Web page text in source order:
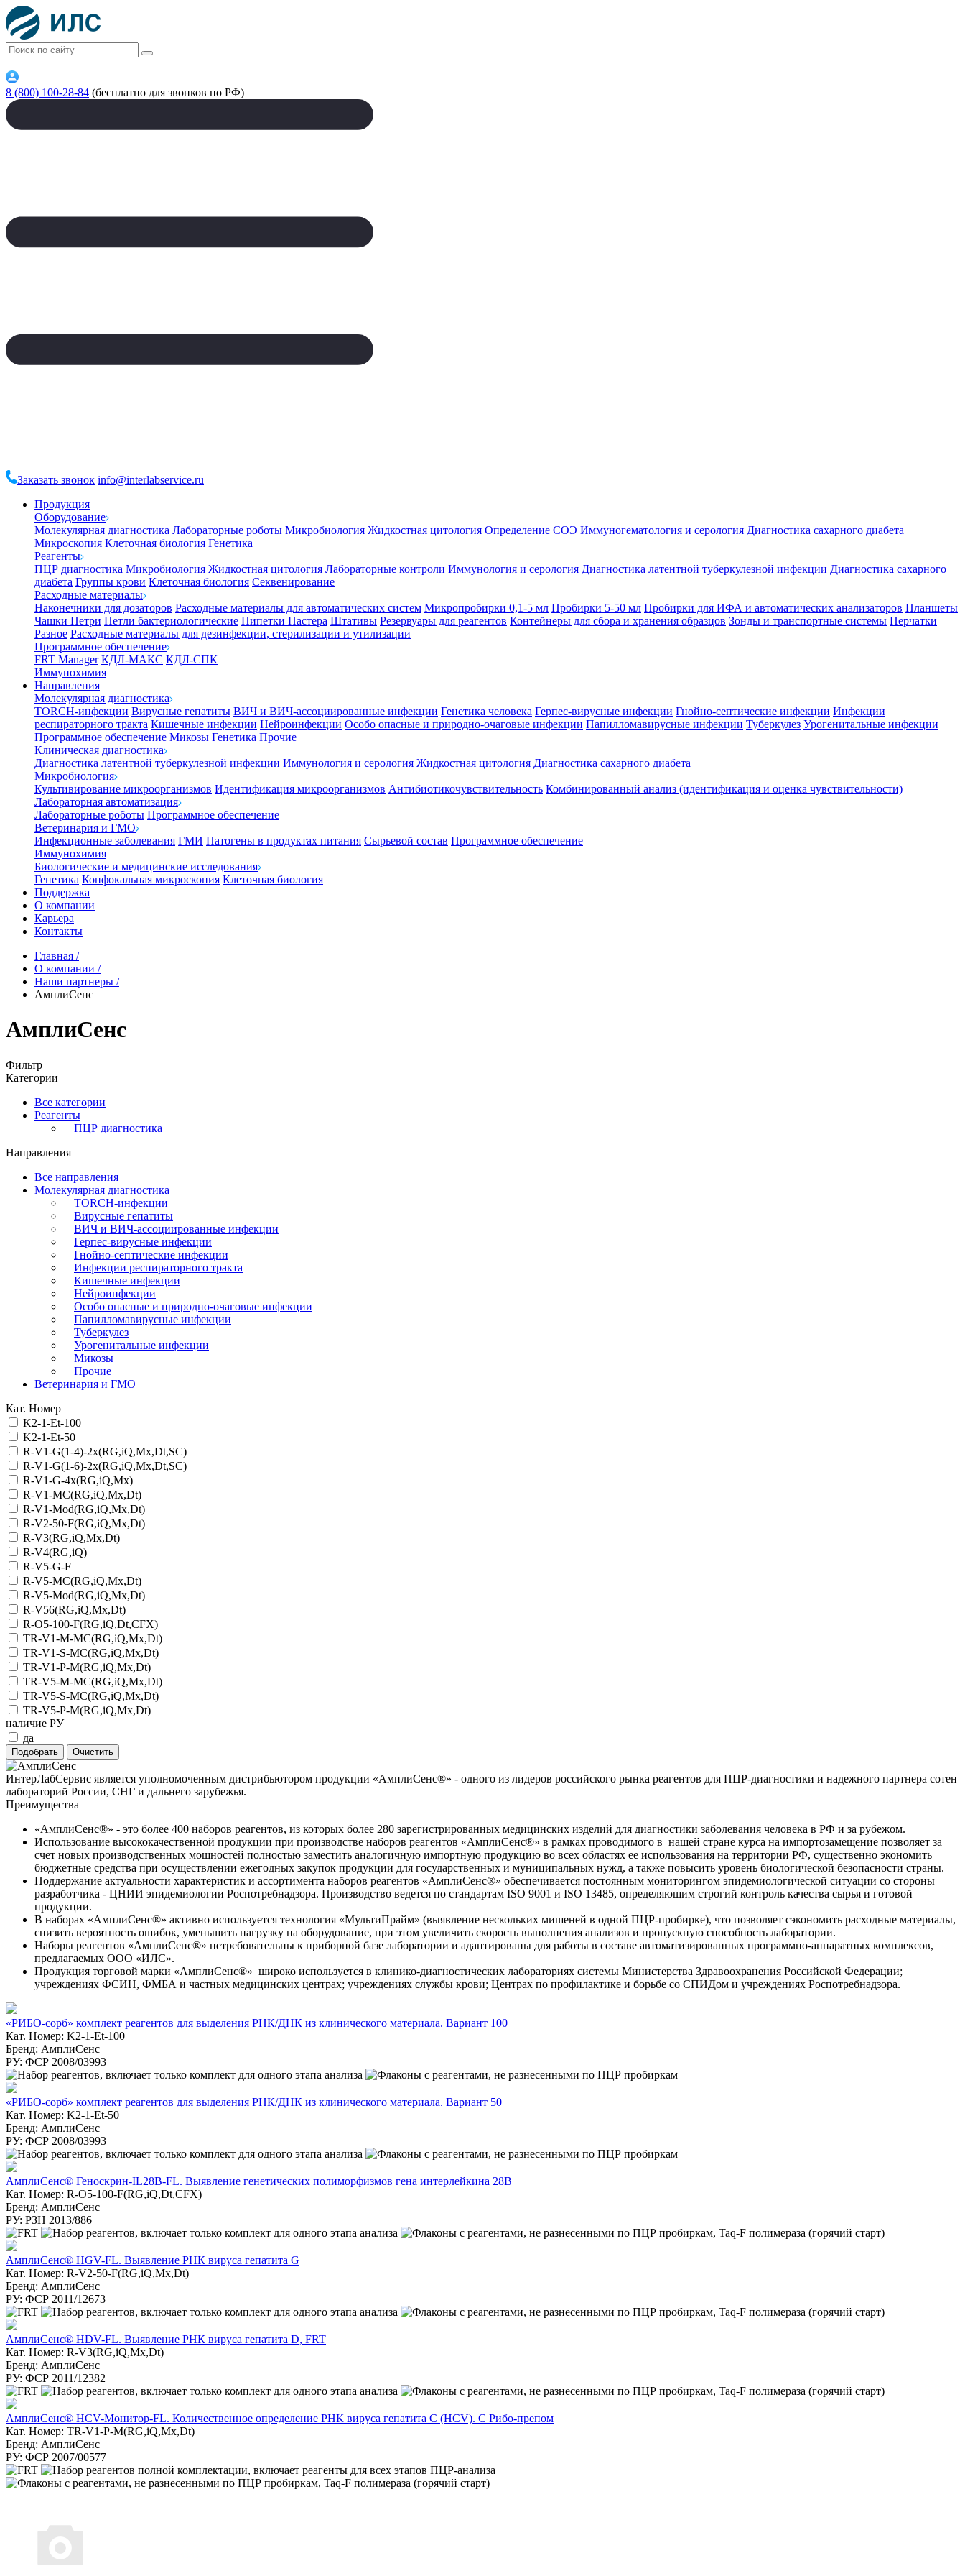
8 (800) 100-28-84 (бесплатно для звонков по РФ)
Заказать звонок info@interlabservice.ru
Продукция
Оборудование
Молекулярная диагностика Лабораторные роботы Микробиология Жидкостная цитология Определение СОЭ Иммуногематология и серология Диагностика сахарного диабета
Микроскопия Клеточная биология Генетика
Реагенты
ПЦР диагностика Микробиология Жидкостная цитология Лабораторные контроли Иммунология и серология Диагностика латентной туберкулезной инфекции Диагностика сахарного
диабета Группы крови Клеточная биология Секвенирование
Расходные материалы
Наконечники для дозаторов Расходные материалы для автоматических систем Микропробирки 0,1-5 мл Пробирки 5-50 мл Пробирки для ИФА и автоматических анализаторов Планшеты
Чашки Петри Петли бактериологические Пипетки Пастера Штативы Резервуары для реагентов Контейнеры для сбора и хранения образцов Зонды и транспортные системы Перчатки
Разное Расходные материалы для дезинфекции, стерилизации и утилизации
Программное обеспечение
FRT Manager КДЛ-МАКС КДЛ-СПК
Иммунохимия
Направления
Молекулярная диагностика
TORCH-инфекции Вирусные гепатиты ВИЧ и ВИЧ-ассоциированные инфекции Генетика человека Герпес-вирусные инфекции Гнойно-септические инфекции Инфекции
респираторного тракта Кишечные инфекции Нейроинфекции Особо опасные и природно-очаговые инфекции Папилломавирусные инфекции Туберкулез Урогенитальные инфекции
Программное обеспечение Микозы Генетика Прочие
Клиническая диагностика
Диагностика латентной туберкулезной инфекции Иммунология и серология Жидкостная цитология Диагностика сахарного диабета
Микробиология
Культивирование микроорганизмов Идентификация микроорганизмов Антибиотикочувствительность Комбинированный анализ (идентификация и оценка чувствительности)
Лабораторная автоматизация
Лабораторные роботы Программное обеспечение
Ветеринария и ГМО
Инфекционные заболевания ГМИ Патогены в продуктах питания Сырьевой состав Программное обеспечение
Иммунохимия
Биологические и медицинские исследования
Генетика Конфокальная микроскопия Клеточная биология
Поддержка
О компании
Карьера
Контакты
Главная /
О компании /
Наши партнеры /
АмплиСенс
АмплиСенс
Фильтр
Категории
Все категории
Реагенты
ПЦР диагностика
Направления
Все направления
Молекулярная диагностика
TORCH-инфекции
Вирусные гепатиты
ВИЧ и ВИЧ-ассоциированные инфекции
Герпес-вирусные инфекции
Гнойно-септические инфекции
Инфекции респираторного тракта
Кишечные инфекции
Нейроинфекции
Особо опасные и природно-очаговые инфекции
Папилломавирусные инфекции
Туберкулез
Урогенитальные инфекции
Микозы
Прочие
Ветеринария и ГМО
Кат. Номер
K2-1-Et-100
K2-1-Et-50
R-V1-G(1-4)-2х(RG,iQ,Mx,Dt,SC)
R-V1-G(1-6)-2x(RG,iQ,Mx,Dt,SC)
R-V1-G-4х(RG,iQ,Mx)
R-V1-MC(RG,iQ,Mx,Dt)
R-V1-Mod(RG,iQ,Mx,Dt)
R-V2-50-F(RG,iQ,Mx,Dt)
R-V3(RG,iQ,Mx,Dt)
R-V4(RG,iQ)
R-V5-G-F
R-V5-MC(RG,iQ,Mx,Dt)
R-V5-Mod(RG,iQ,Mx,Dt)
R-V56(RG,iQ,Mx,Dt)
R-О5-100-F(RG,iQ,Dt,CFX)
TR-V1-M-MC(RG,iQ,Мх,Dt)
TR-V1-S-MC(RG,iQ,Мх,Dt)
TR-V1-Р-M(RG,iQ,Мх,Dt)
TR-V5-M-MC(RG,iQ,Мх,Dt)
TR-V5-S-MC(RG,iQ,Мх,Dt)
TR-V5-Р-M(RG,iQ,Мх,Dt)
наличие РУ
да
ИнтерЛабСервис является уполномоченным дистрибьютором продукции «АмплиСенс®» - одного из лидеров российского рынка реагентов для ПЦР-диагностики и надежного партнера сотен
лабораторий России, СНГ и дальнего зарубежья.
Преимущества
«АмплиСенс®» - это более 400 наборов реагентов, из которых более 280 зарегистрированных медицинских изделий для диагностики заболевания человека в РФ и за рубежом.
Использование высококачественной продукции при производстве наборов реагентов «АмплиСенс®» в рамках проводимого в нашей стране курса на импортозамещение позволяет за
счет новых производственных мощностей полностью заместить аналогичную импортную продукцию во всех областях ее использования на территории РФ, существенно экономить
бюджетные средства при осуществлении ежегодных закупок продукции для государственных и муниципальных нужд, а также повысить уровень биологической безопасности страны.
Поддержание актуальности характеристик и ассортимента наборов реагентов «АмплиСенс®» обеспечивается постоянным мониторингом эпидемиологической ситуации со стороны
разработчика - ЦНИИ эпидемиологии Роспотребнадзора. Производство ведется по стандартам ISO 9001 и ISO 13485, определяющим строгий контроль качества сырья и готовой
продукции.
В наборах «АмплиСенс®» активно используется технология «МультиПрайм» (выявление нескольких мишеней в одной ПЦР-пробирке), что позволяет сэкономить расходные материалы,
снизить вероятность ошибок, уменьшить нагрузку на оборудование, при этом увеличить скорость выполнения анализов и пропускную способность лаборатории.
Наборы реагентов «АмплиСенс®» нетребовательны к приборной базе лаборатории и адаптированы для работы в составе автоматизированных программно-аппаратных комплексов,
предлагаемых ООО «ИЛС».
Продукция торговой марки «АмплиСенс®» широко используется в клинико-диагностических лабораториях системы Министерства Здравоохранения Российской Федерации;
учреждениях ФСИН, ФМБА и частных медицинских центрах; учреждениях службы крови; Центрах по профилактике и борьбе со СПИДом и учреждениях Роспотребнадзора.
«РИБО-сорб» комплект реагентов для выделения РНК/ДНК из клинического материала. Вариант 100
Кат. Номер: K2-1-Et-100
Бренд: АмплиСенс
РУ: ФСР 2008/03993
«РИБО-сорб» комплект реагентов для выделения РНК/ДНК из клинического материала. Вариант 50
Кат. Номер: K2-1-Et-50
Бренд: АмплиСенс
РУ: ФСР 2008/03993
АмплиСенс® Геноскрин-IL28B-FL. Выявление генетических полиморфизмов гена интерлейкина 28В
Кат. Номер: R-О5-100-F(RG,iQ,Dt,CFX)
Бренд: АмплиСенс
РУ: РЗН 2013/886
АмплиСенс® HGV-FL. Выявление РНК вируса гепатита G
Кат. Номер: R-V2-50-F(RG,iQ,Mx,Dt)
Бренд: АмплиСенс
РУ: ФСР 2011/12673
АмплиСенс® HDV-FL. Выявление РНК вируса гепатита D, FRT
Кат. Номер: R-V3(RG,iQ,Mx,Dt)
Бренд: АмплиСенс
РУ: ФСР 2011/12382
АмплиСенс® HCV-Монитор-FL. Количественное определение РНК вируса гепатита C (HCV). С Рибо-препом
Кат. Номер: TR-V1-Р-M(RG,iQ,Мх,Dt)
Бренд: АмплиСенс
РУ: ФСР 2007/00577